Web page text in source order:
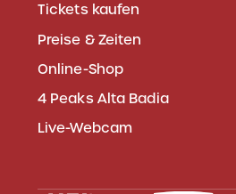
Tickets kaufen
Preise & Zeiten
Online-Shop
4 Peaks Alta Badia
Live-Webcam